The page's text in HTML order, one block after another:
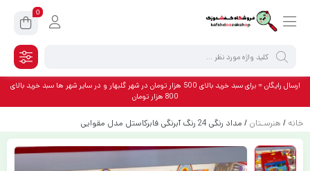
0
ارسال رایگان = برای سبد خرید بالای 500 هزار تومان در شهر گلبهار و در سایر شهر ها سبد خرید بالای
800 هزار تومان
خانه / هنرسـتان / مداد رنگی 24 رنگ آبرنگی فابرکاستل مدل مقوایی